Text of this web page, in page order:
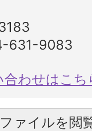
631-9083
合わせはこち
ァイルを閲